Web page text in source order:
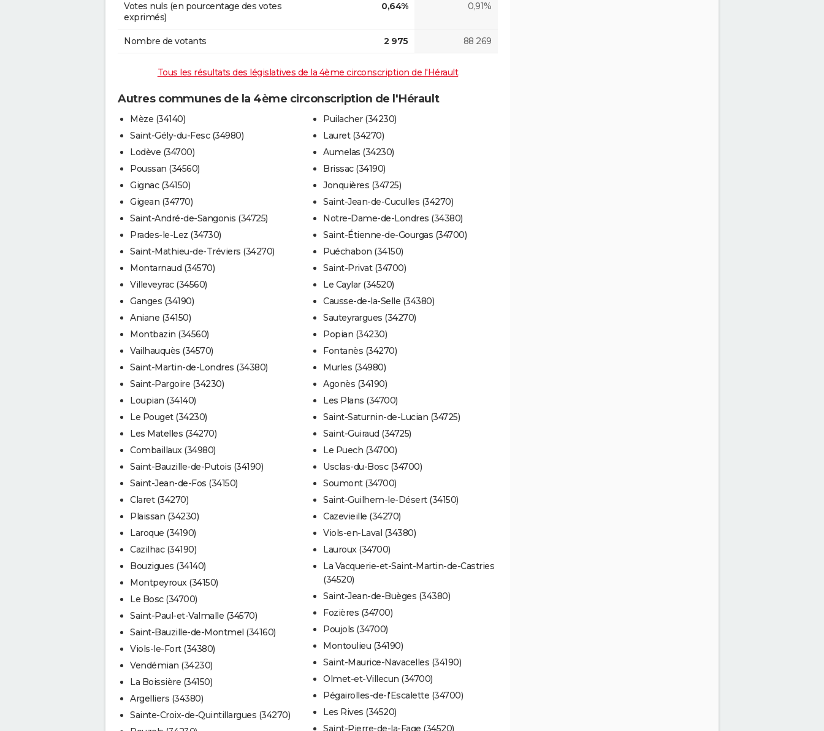
Votes nuls (en pourcentage des votes
exprimés)
0,64% 0,91%
Nombre de votants 2 975 88 269
Tous les résultats des législatives de la 4ème circonscription de l'Hérault
Autres communes de la 4ème circonscription de l'Hérault
Mèze (34140)
Saint-Gély-du-Fesc (34980)
Lodève (34700)
Poussan (34560)
Gignac (34150)
Gigean (34770)
Saint-André-de-Sangonis (34725)
Prades-le-Lez (34730)
Saint-Mathieu-de-Tréviers (34270)
Montarnaud (34570)
Villeveyrac (34560)
Ganges (34190)
Aniane (34150)
Montbazin (34560)
Vailhauquès (34570)
Saint-Martin-de-Londres (34380)
Saint-Pargoire (34230)
Loupian (34140)
Le Pouget (34230)
Les Matelles (34270)
Combaillaux (34980)
Saint-Bauzille-de-Putois (34190)
Saint-Jean-de-Fos (34150)
Claret (34270)
Plaissan (34230)
Laroque (34190)
Cazilhac (34190)
Bouzigues (34140)
Montpeyroux (34150)
Le Bosc (34700)
Saint-Paul-et-Valmalle (34570)
Saint-Bauzille-de-Montmel (34160)
Viols-le-Fort (34380)
Vendémian (34230)
La Boissière (34150)
Argelliers (34380)
Sainte-Croix-de-Quintillargues (34270)
Puilacher (34230)
Lauret (34270)
Aumelas (34230)
Brissac (34190)
Jonquières (34725)
Saint-Jean-de-Cuculles (34270)
Notre-Dame-de-Londres (34380)
Saint-Étienne-de-Gourgas (34700)
Puéchabon (34150)
Saint-Privat (34700)
Le Caylar (34520)
Causse-de-la-Selle (34380)
Sauteyrargues (34270)
Popian (34230)
Fontanès (34270)
Murles (34980)
Agonès (34190)
Les Plans (34700)
Saint-Saturnin-de-Lucian (34725)
Saint-Guiraud (34725)
Le Puech (34700)
Usclas-du-Bosc (34700)
Soumont (34700)
Saint-Guilhem-le-Désert (34150)
Cazevieille (34270)
Viols-en-Laval (34380)
Lauroux (34700)
La Vacquerie-et-Saint-Martin-de-Castries
(34520)
Saint-Jean-de-Buèges (34380)
Fozières (34700)
Poujols (34700)
Montoulieu (34190)
Saint-Maurice-Navacelles (34190)
Olmet-et-Villecun (34700)
Pégairolles-de-l'Escalette (34700)
Les Rives (34520)
Saint-Pierre-de-la-Fage (34520)